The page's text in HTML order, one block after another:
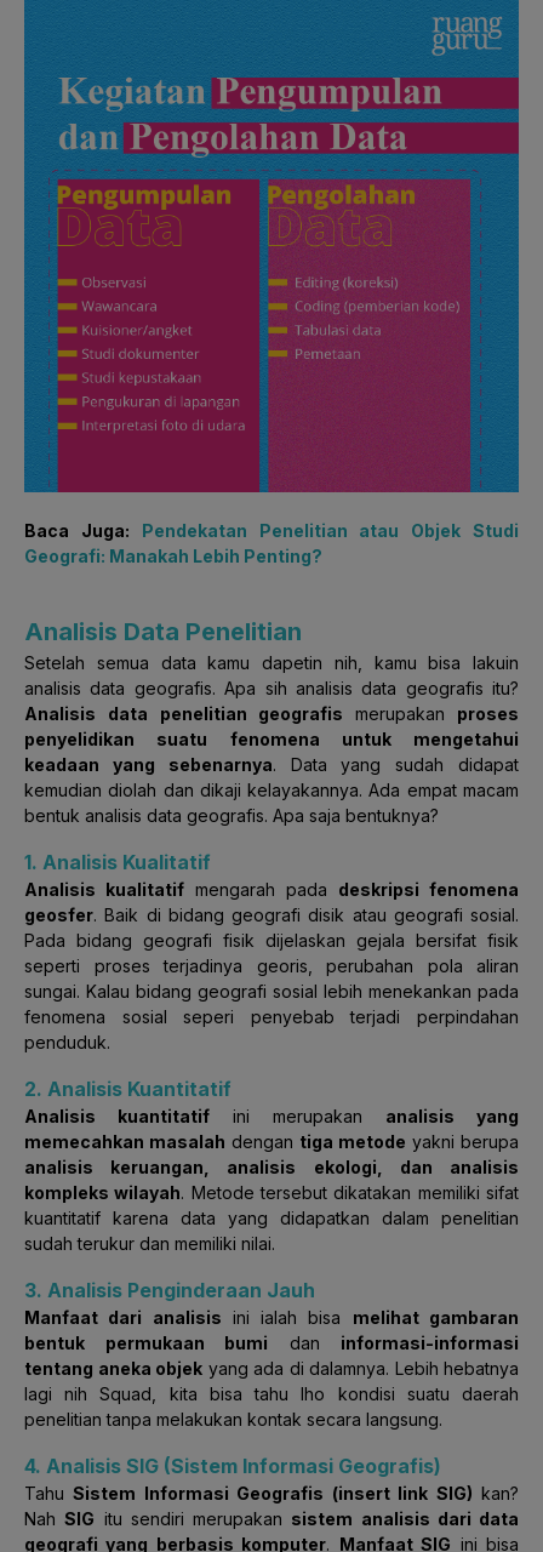
Baca Juga: Pendekatan Penelitian atau Objek Studi
Geografi: Manakah Lebih Penting?
Analisis Data Penelitian
Setelah semua data kamu dapetin nih, kamu bisa lakuin
analisis data geografis. Apa sih analisis data geografis itu?
Analisis data penelitian geografismerupakan proses
penyelidikan suatu fenomena untuk mengetahui
keadaan yang sebenarnya. Data yang sudah didapat
kemudian diolah dan dikaji kelayakannya. Ada empat macam
bentuk analisis data geografis. Apa saja bentuknya?
1. Analisis Kualitatif
Analisis kualitatif mengarah pada deskripsi fenomena
geosfer. Baik di bidang geografi disik atau geografi sosial.
Pada bidang geografi fisik dijelaskan gejala bersifat fisik
seperti proses terjadinya georis, perubahan pola aliran
sungai. Kalau bidang geografi sosial lebih menekankan pada
fenomena sosial seperi penyebab terjadi perpindahan
penduduk.
2. Analisis Kuantitatif
Analisis kuantitatif ini merupakan analisis yang
memecahkan masalah dengan tiga metode yakni berupa
analisis keruangan, analisis ekologi, dan analisis
kompleks wilayah. Metode tersebut dikatakan memiliki sifat
kuantitatif karena data yang didapatkan dalam penelitian
sudah terukur dan memiliki nilai.
3. Analisis Penginderaan Jauh
Manfaat dari analisis ini ialah bisa melihat gambaran
bentuk permukaan bumi dan informasi-informasi
tentang aneka objek yang ada di dalamnya. Lebih hebatnya
lagi nih Squad, kita bisa tahu lho kondisi suatu daerah
penelitian tanpa melakukan kontak secara langsung.
4. Analisis SIG (Sistem Informasi Geografis)
TahuSistem Informasi Geografis (insert link SIG) kan?
NahSIG itu sendiri merupakan sistem analisis dari data
geografi yang berbasis komputer. Manfaat SIG ini bisa